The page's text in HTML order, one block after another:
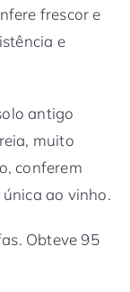
frescor e
e
antigo
muito
conferem
ao vinho.
Obteve 95